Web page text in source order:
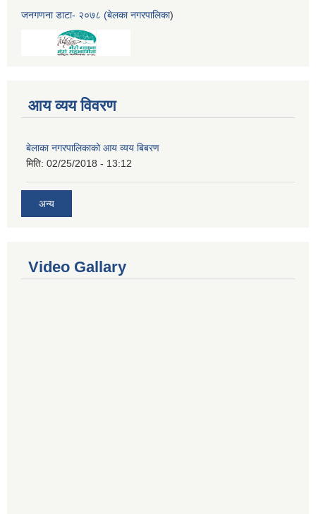
जनगणना डाटा- २०७८ (बेलका नगरपालिका)
आय व्यय विवरण
बेलाका नगरपालिकाको आय व्यय बिबरण
मिति: 02/25/2018 - 13:12
अन्य
Video Gallary